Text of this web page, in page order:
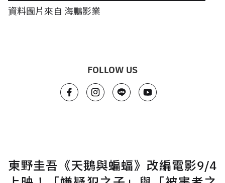
資料圖片來自 海鵬影業
FOLLOW US
東野圭吾《天鵝與蝙蝠》改編電影9/4